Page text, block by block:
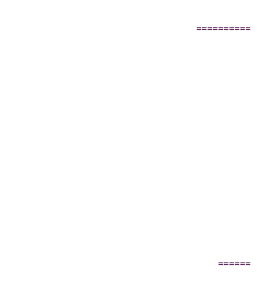
==========
======